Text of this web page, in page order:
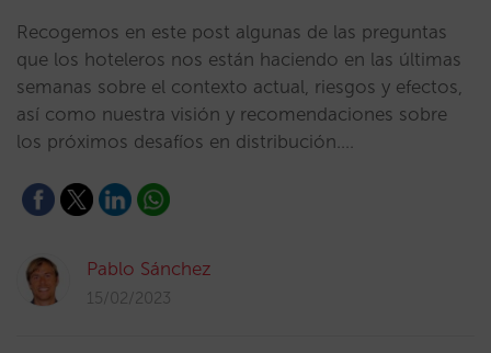
Recogemos en este post algunas de las preguntas
que los hoteleros nos están haciendo en las últimas
semanas sobre el contexto actual, riesgos y efectos,
así como nuestra visión y recomendaciones sobre
los próximos desafíos en distribución.…
Pablo Sánchez
15/02/2023